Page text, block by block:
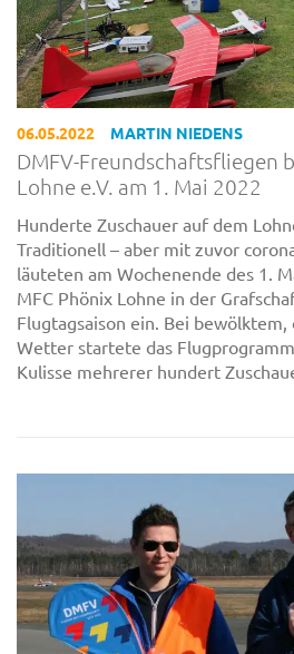
06.05.2022 MARTIN NIEDENS
DMFV-Freundschaftsfliegen
Lohne e.V. am 1. Mai 2022
Hunderte Zuschauer auf dem
Traditionell – aber mit zuvor
läuteten am Wochenende des 1.
MFC Phönix Lohne in der
Flugtagsaison ein. Bei
Wetter startete das
Kulisse mehrerer hundert